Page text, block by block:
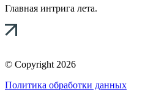
Главная интрига лета.
© Copyright 2026
Политика обработки данных